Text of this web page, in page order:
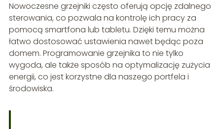
Nowoczesne grzejniki często oferują opcję zdalnego
sterowania, co pozwala na kontrolę ich pracy za
pomocą smartfona lub tabletu. Dzięki temu można
łatwo dostosować ustawienia nawet będąc poza
domem. Programowanie grzejnika to nie tylko
wygoda, ale także sposób na optymalizację zużycia
energii, co jest korzystne dla naszego portfela i
środowiska.